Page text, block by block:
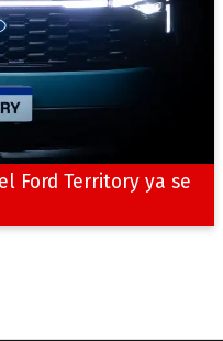
Ford Territory ya se